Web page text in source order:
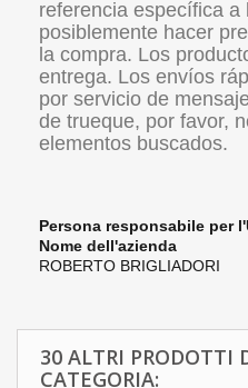
referencia específica a
posiblemente hacer
la compra. Los
entrega. Los envíos
por servicio de
de trueque, por favor,
elementos buscados.
Persona responsabile per
Nome dell'azienda
ROBERTO BRIGLIADORI
30 ALTRI PRODOTTI
CATEGORIA: